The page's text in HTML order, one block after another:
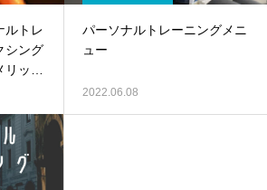
トレ
シング
ット
パーソナルトレーニングメニ
ュー
2022.06.08